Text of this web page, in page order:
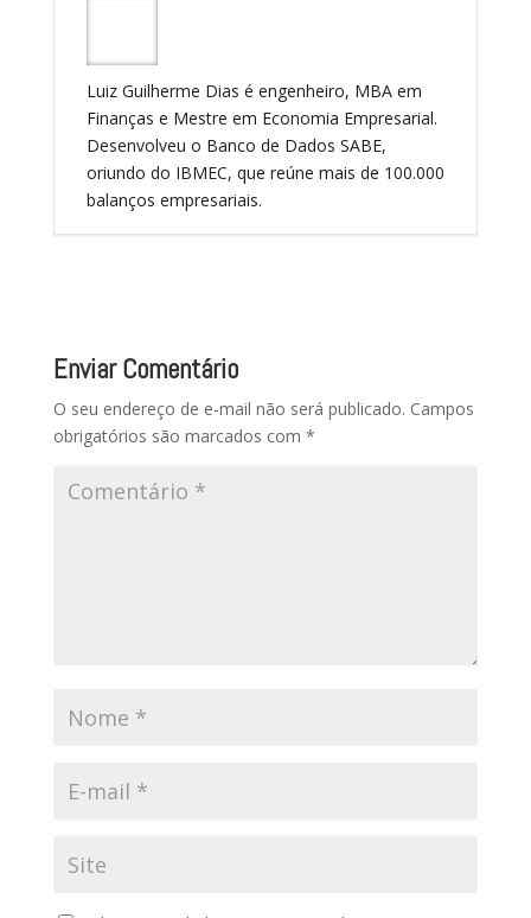
Luiz Guilherme Dias é engenheiro, MBA em
Finanças e Mestre em Economia Empresarial.
Desenvolveu o Banco de Dados SABE,
oriundo do IBMEC, que reúne mais de 100.000
balanços empresariais.
Enviar Comentário
O seu endereço de e-mail não será publicado. Campos
obrigatórios são marcados com *